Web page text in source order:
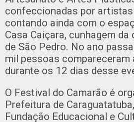
confeccionadas por
contando ainda com o
Casa Caiçara, cunhagem
de São Pedro. No ano
mil pessoas compareceram
durante os 12 dias desse
O Festival do Camarão é
Prefeitura de
Fundação Educacional e